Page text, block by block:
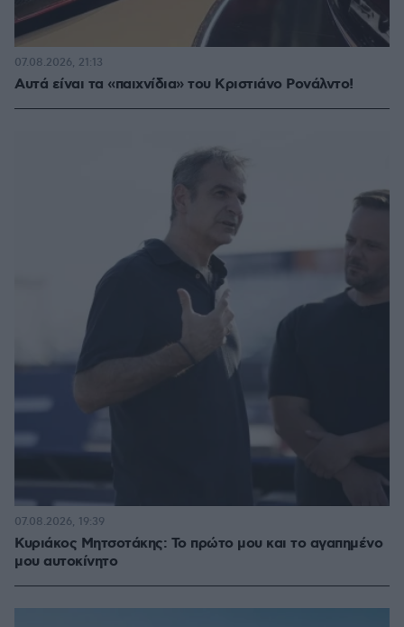
Αυτά είναι τα «παιχνίδια» του Κριστιάνο Ρονάλντο!
07.08.2026, 21:13
Κυριάκος Μητσοτάκης: Το πρώτο μου και το αγαπημένο
μου αυτοκίνητο
07.08.2026, 19:39